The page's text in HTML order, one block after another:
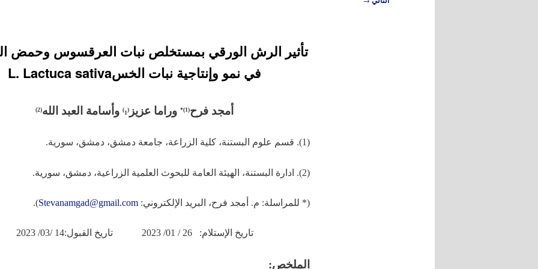
تأثير الرش الورقي بمستخلص نبات العرقسوس وحمض
في نمو وإنتاجية نبات الخسL. Lactuca sativa
أمجد فرح(
1
)* وراما عزيز (
1) وأسامة العبد الله(
2
)
(1). قسم علوم البستنة، كلية الزراعة، جامعة دمشق، دمشق، سورية.
(2). ادارة البستنة، الهيئة العامة للبحوث العلمية الزراعية، دمشق، سورية.
(* للمراسلة: م. أمجد فرح، البريد الإلكتروني: Stevanamgad@gmail.com
).
تاريخ الإستلام: 26 / 01/ 2023 تاريخ القبول:14 /03/ 2023
الملخص: